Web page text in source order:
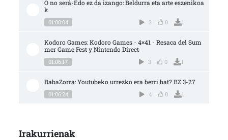
O no será-Edo ez da izango: Beldurra eta arte eszenikoa
k
01:00:04 3 0 1
Kodoro Games: Kodoro Games - 4×41 - Resaca del Sum
mer Game Fest y Nintendo Direct
01:06:17 3 0 1
BabaZorra: Youtubeko urrezko era berri bat? BZ 3-27
01:06:24 4 0 1
Irakurrienak